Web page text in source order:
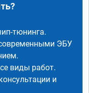
тюнинга.
ЭБУ
виды работ.
и